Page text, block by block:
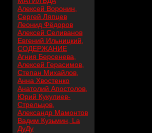
Алексей Воронин,
Сергей Ляпцев
Леонид Фёдоров
Алексей Селиванов
Евгений Ильницкий,
СОДЕРЖАНИЕ
Агния Берсенева,
Алексей Герасимов,
Степан Михайлов,
Анна Хвостенко
Анатолий Апостолов,
Юрий Кукулиев-
Стрельцов,
Александр Мамонтов
Вадим Кузьмин, La
ДуДу